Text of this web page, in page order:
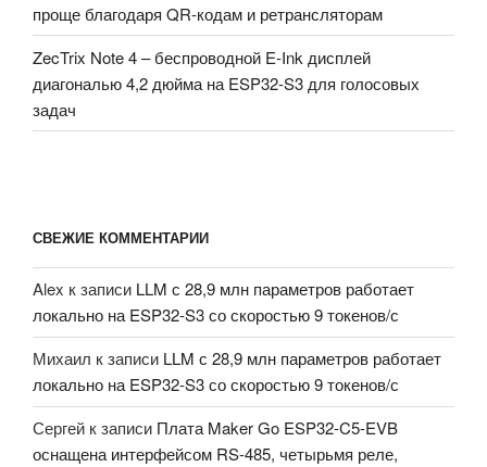
проще благодаря QR-кодам и ретрансляторам
ZecTrix Note 4 – беспроводной E-Ink дисплей
диагональю 4,2 дюйма на ESP32-S3 для голосовых
задач
СВЕЖИЕ КОММЕНТАРИИ
Alex к записи LLM с 28,9 млн параметров работает
локально на ESP32-S3 со скоростью 9 токенов/с
Михаил к записи LLM с 28,9 млн параметров работает
локально на ESP32-S3 со скоростью 9 токенов/с
Сергей к записи Плата Maker Go ESP32-C5-EVB
оснащена интерфейсом RS-485, четырьмя реле,